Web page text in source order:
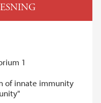
1
of innate immunity